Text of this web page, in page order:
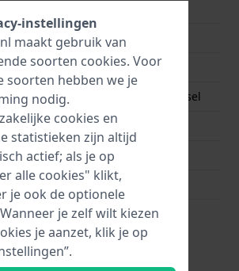
Zilver
Roestvrij staal
Geschroefde achterdeksel
Saffier
Trek kroon
Tachymeter
Geen - Vast
instellingen
maakt gebruik van
soorten cookies. Voor
soorten hebben we je
nodig.
cookies en
statistieken zijn altijd
actief; als je op
alle cookies" klikt,
je ook de optionele
je zelf wilt kiezen
je aanzet, klik je op